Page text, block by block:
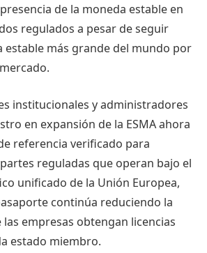
de la moneda estable en
regulados a pesar de seguir
estable más grande del mundo por
institucionales y administradores
en expansión de la ESMA ahora
referencia verificado para
reguladas que operan bajo el
unificado de la Unión Europea,
continúa reduciendo la
las empresas obtengan licencias
estado miembro.